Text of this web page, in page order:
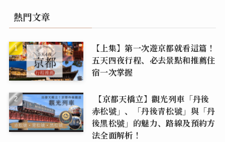
熱門文章
【上集】第一次遊京都就看這篇！
五天四夜行程、必去景點和推薦住
宿一次掌握
【京都天橋立】觀光列車「丹後
赤松號」、「丹後青松號」與「丹
後黑松號」的魅力、路線及預約方
法全面解析！